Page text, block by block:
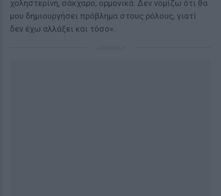
χοληστερίνη, σάκχαρο, ορμονικά. Δεν νομίζω ότι θα
μου δημιουργήσει πρόβλημα στους ρόλους, γιατί
δεν έχω αλλάξει και τόσο».